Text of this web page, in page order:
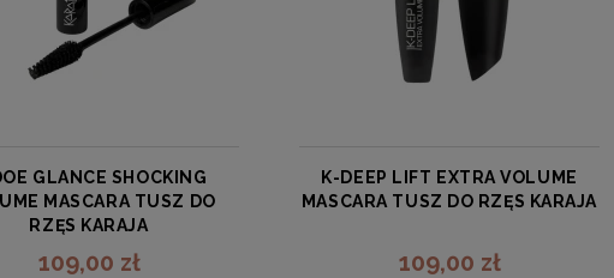
GLANCE SHOCKING
MASCARA TUSZ DO
RZĘS KARAJA
KARAJA
109,00 zł
K-DEEP LIFT EXTRA VOLUME
MASCARA TUSZ DO RZĘS KARAJA
KARAJA
109,00 zł